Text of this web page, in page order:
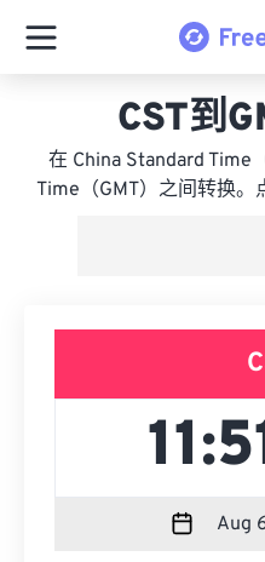
CST到
在 China Standard Time
Time（GMT）之间转换。